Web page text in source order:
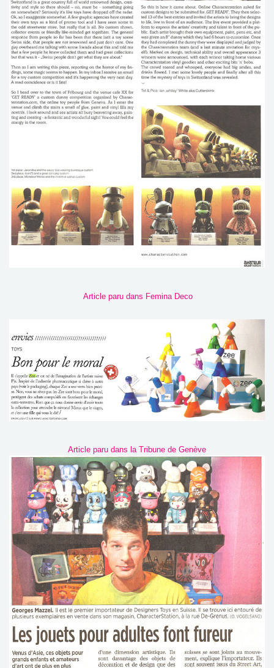
Article paru dans Femina Deco
Article paru dans la Tribune de Genève